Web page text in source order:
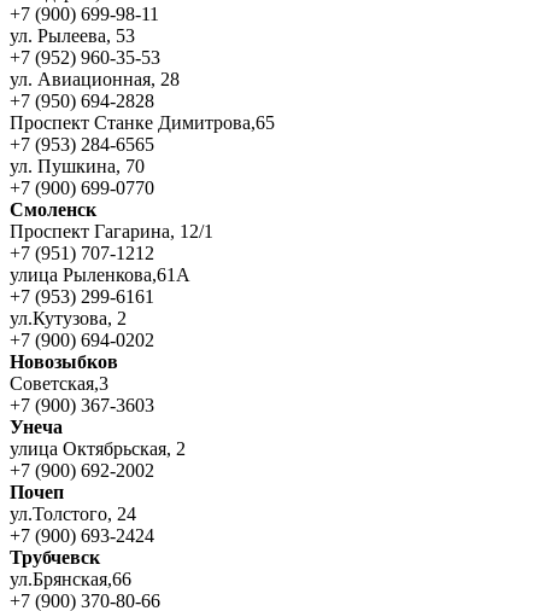
+7 (900) 699-98-11
ул. Рылеева, 53
+7 (952) 960-35-53
ул. Авиационная, 28
+7 (950) 694-2828
Проспект Станке Димитрова,65
+7 (953) 284-6565
ул. Пушкина, 70
+7 (900) 699-0770
Смоленск
Проспект Гагарина, 12/1
+7 (951) 707-1212
улица Рыленкова,61А
+7 (953) 299-6161
ул.Кутузова, 2
+7 (900) 694-0202
Новозыбков
Советская,3
+7 (900) 367-3603
Унеча
улица Октябрьская, 2
+7 (900) 692-2002
Почеп
ул.Толстого, 24
+7 (900) 693-2424
Трубчевск
ул.Брянская,66
+7 (900) 370-80-66